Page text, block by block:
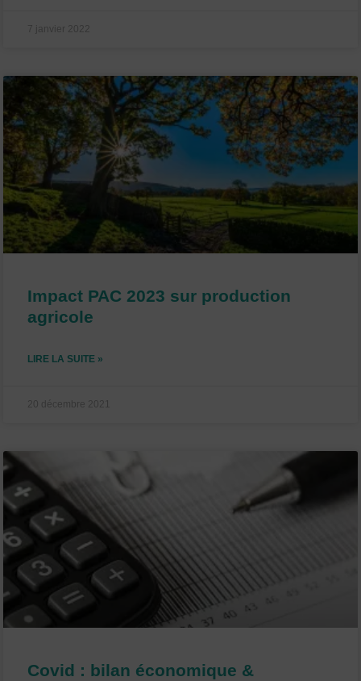
7 janvier 2022
Impact PAC 2023 sur production
agricole
LIRE LA SUITE »
20 décembre 2021
Covid : bilan économique &